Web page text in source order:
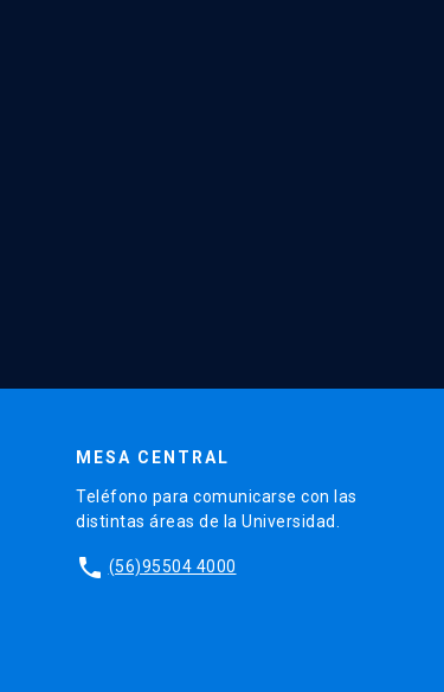
MESA CENTRAL
Teléfono para comunicarse con las
distintas áreas de la Universidad.
phone (56)95504 4000